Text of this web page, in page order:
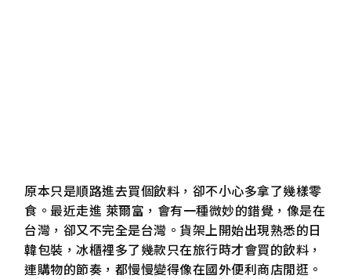
原本只是順路進去買個飲料，卻不小心多拿了幾樣零
食。最近走進 萊爾富，會有一種微妙的錯覺，像是在
台灣，卻又不完全是台灣。貨架上開始出現熟悉的日
韓包裝，冰櫃裡多了幾款只在旅行時才會買的飲料，
連購物的節奏，都慢慢變得像在國外便利商店閒逛。